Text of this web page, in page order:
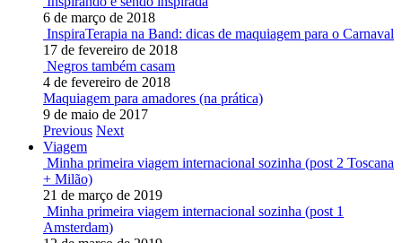
6 de março de 2018
InspiraTerapia na Band: dicas de maquiagem para o Carnaval
17 de fevereiro de 2018
Negros também casam
4 de fevereiro de 2018
Maquiagem para amadores (na prática)
9 de maio de 2017
Previous Next
Viagem
Minha primeira viagem internacional sozinha (post 2 Toscana
+ Milão)
21 de março de 2019
Minha primeira viagem internacional sozinha (post 1
Amsterdam)